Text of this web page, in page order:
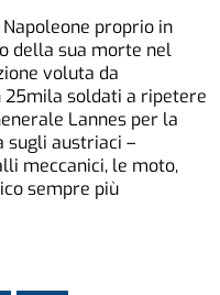
proprio in
della sua morte nel
voluta da
25mila soldati a ripetere
Lannes per la
sugli austriaci –
meccanici, le moto,
sempre più